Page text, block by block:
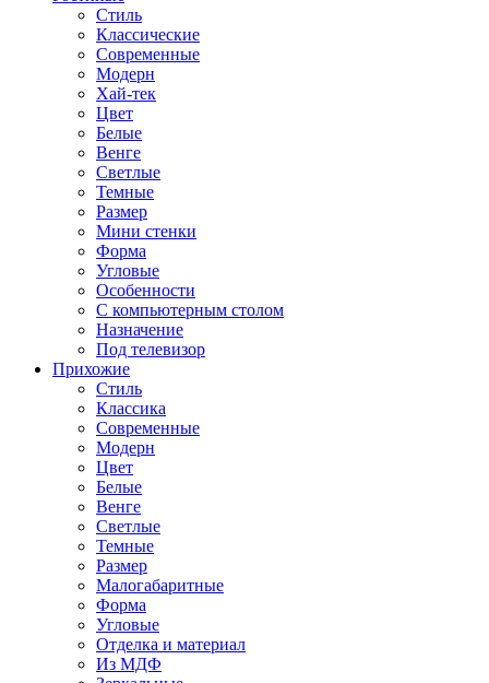
Стиль
Классические
Современные
Модерн
Хай-тек
Цвет
Белые
Венге
Светлые
Темные
Размер
Мини стенки
Форма
Угловые
Особенности
С компьютерным столом
Назначение
Под телевизор
Прихожие
Стиль
Классика
Современные
Модерн
Цвет
Белые
Венге
Светлые
Темные
Размер
Малогабаритные
Форма
Угловые
Отделка и материал
Из МДФ